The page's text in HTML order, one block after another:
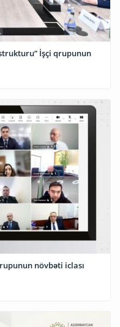
İşçi qrupunun
növbəti iclası